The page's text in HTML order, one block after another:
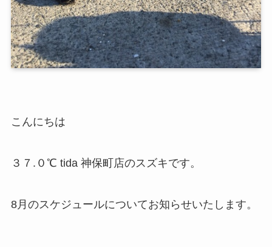
こんにちは
３７.０℃ tida 神保町店のスズキです。
8月のスケジュールについてお知らせいたします。